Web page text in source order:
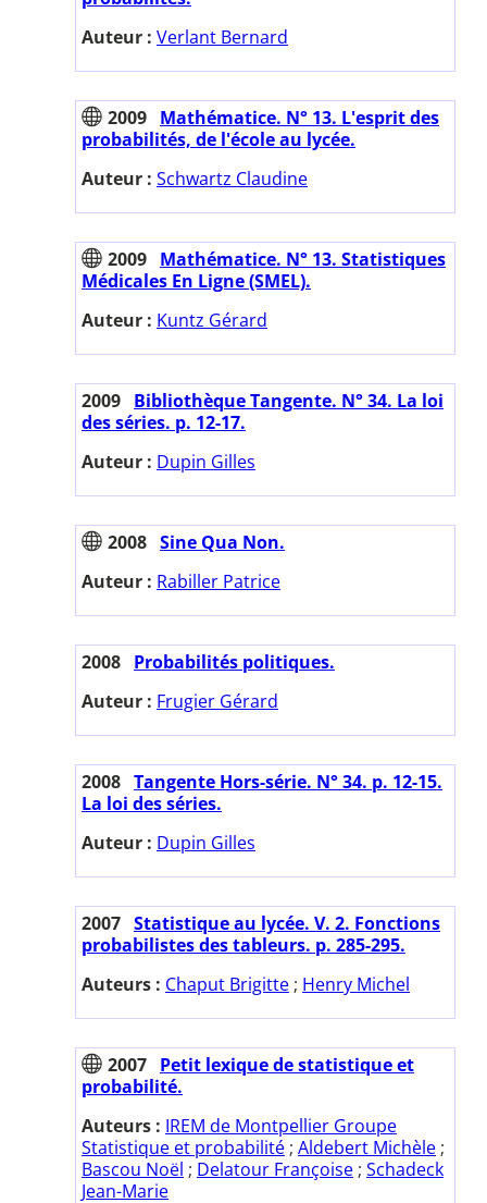
Auteur : Verlant Bernard
2009 Mathématice. N° 13. L'esprit des
probabilités, de l'école au lycée.
Auteur : Schwartz Claudine
2009 Mathématice. N° 13. Statistiques
Médicales En Ligne (SMEL).
Auteur : Kuntz Gérard
2009 Bibliothèque Tangente. N° 34. La loi
des séries. p. 12-17.
Auteur : Dupin Gilles
2008 Sine Qua Non.
Auteur : Rabiller Patrice
2008 Probabilités politiques.
Auteur : Frugier Gérard
2008 Tangente Hors-série. N° 34. p. 12-15.
La loi des séries.
Auteur : Dupin Gilles
2007 Statistique au lycée. V. 2. Fonctions
probabilistes des tableurs. p. 285-295.
Auteurs : Chaput Brigitte ; Henry Michel
2007 Petit lexique de statistique et
probabilité.
Auteurs : IREM de Montpellier Groupe
Statistique et probabilité ; Aldebert Michèle ;
Bascou Noël ; Delatour Françoise ; Schadeck
Jean-Marie